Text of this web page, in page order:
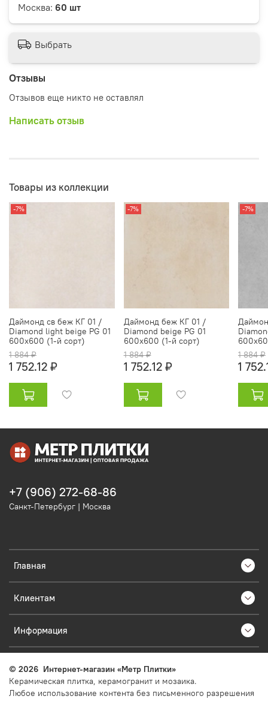
Отзывы
Отзывов еще никто не оставлял
Написать отзыв
Москва: 60 шт
Выбрать
Товары из коллекции
-7%
Даймонд св беж КГ 01 /
Diamond light beige PG 01
600х600 (1-й сорт)
1 884 ₽
1 752.12 ₽
-7%
Даймонд беж КГ 01 /
Diamond beige PG 01
600х600 (1-й сорт)
1 884 ₽
1 752.12 ₽
-7%
1 884 ₽
1
Главная
Клиентам
Информация
+7 (906) 272-68-86
Санкт-Петербург | Москва
© 2026 Интернет-магазин «Метр Плитки»
Керамическая плитка, керамогранит и мозаика.
Любое использование контента без письменного разрешения